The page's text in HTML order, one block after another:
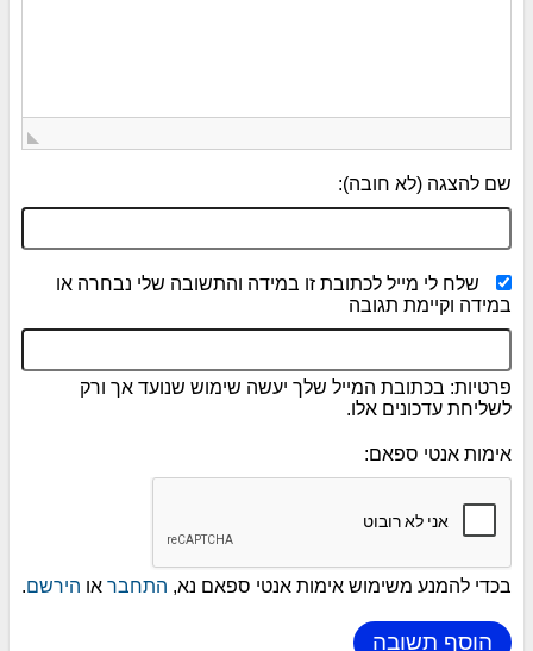
שם להצגה (לא חובה):
שלח לי מייל לכתובת זו במידה והתשובה שלי נבחרה או
במידה וקיימת תגובה
פרטיות: בכתובת המייל שלך יעשה שימוש שנועד אך ורק
לשליחת עדכונים אלו.
אימות אנטי ספאם:
בכדי להמנע משימוש אימות אנטי ספאם נא, התחבר או הירשם.